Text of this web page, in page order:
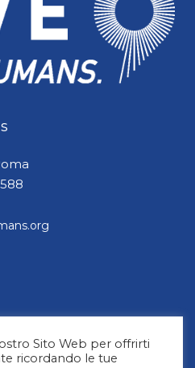
Sito Web per offrirti
ricordando le tue